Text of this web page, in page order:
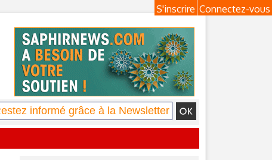
Connectez-vous
S'inscrire